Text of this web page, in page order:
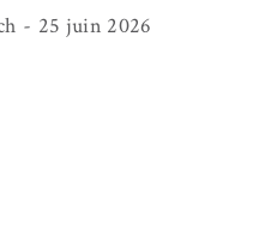
25 juin 2026